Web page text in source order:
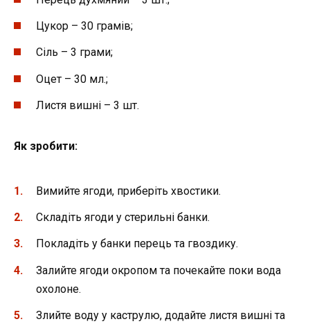
Цукор – 30 грамів;
Сіль – 3 грами;
Оцет – 30 мл.;
Листя вишні – 3 шт.
Як зробити:
Вимийте ягоди, приберіть хвостики.
Складіть ягоди у стерильні банки.
Покладіть у банки перець та гвоздику.
Залийте ягоди окропом та почекайте поки вода
охолоне.
Злийте воду у каструлю, додайте листя вишні та